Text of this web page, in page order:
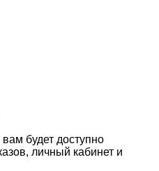
будет доступно
личный кабинет и